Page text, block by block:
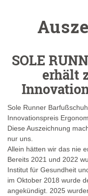
SOLE
erhält
Sole Runner
Innovationspreis
Diese Auszeichnung
nur uns.
Allein hätten wir das nie
Bereits 2021 und 2022
Institut für Gesundheit
im Oktober 2018 wurde
angekündigt. 2025